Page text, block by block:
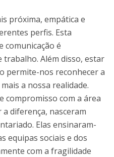
próxima, empática e
perfis. Esta
comunicação é
Além disso, estar
permite-nos reconhecer a
a nossa realidade.
compromisso com a área
diferença, nasceram
Elas ensinaram-
equipas sociais e dos
com a fragilidade